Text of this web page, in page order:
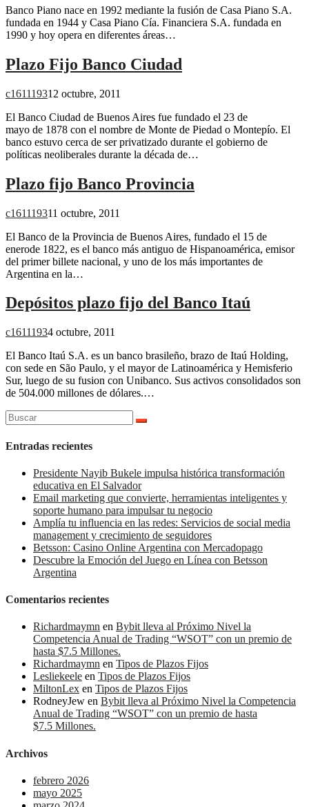
Banco Piano nace en 1992 mediante la fusión de Casa Piano S.A.
fundada en 1944 y Casa Piano Cía. Financiera S.A. fundada en
1990 y hoy opera en diferentes áreas…
Plazo Fijo Banco Ciudad
c161119312 octubre, 2011
El Banco Ciudad de Buenos Aires fue fundado el 23 de
mayo de 1878 con el nombre de Monte de Piedad o Montepío. El
banco estuvo cerca de ser privatizado durante el gobierno de
políticas neoliberales durante la década de…
Plazo fijo Banco Provincia
c161119311 octubre, 2011
El Banco de la Provincia de Buenos Aires, fundado el 15 de
enerode 1822, es el banco más antiguo de Hispanoamérica, emisor
del primer billete nacional, y uno de los más importantes de
Argentina en la…
Depósitos plazo fijo del Banco Itaú
c16111934 octubre, 2011
El Banco Itaú S.A. es un banco brasileño, brazo de Itaú Holding,
con sede en São Paulo, y el mayor de Latinoamérica y Hemisferio
Sur, luego de su fusion con Unibanco. Sus activos consolidados son
de 504.000 millones de dólares.…
Buscar:
Entradas recientes
Presidente Nayib Bukele impulsa histórica transformación
educativa en El Salvador
Email marketing que convierte, herramientas inteligentes y
soporte humano para impulsar tu negocio
Amplía tu influencia en las redes: Servicios de social media
management y crecimiento de seguidores
Betsson: Casino Online Argentina con Mercadopago
Descubre la Emoción del Juego en Línea con Betsson
Argentina
Comentarios recientes
Richardmaymn en Bybit lleva al Próximo Nivel la
Competencia Anual de Trading “WSOT” con un premio de
hasta $7.5 Millones.
Richardmaymn en Tipos de Plazos Fijos
Lesliekeele en Tipos de Plazos Fijos
MiltonLex en Tipos de Plazos Fijos
RodneyJew en Bybit lleva al Próximo Nivel la Competencia
Anual de Trading “WSOT” con un premio de hasta
$7.5 Millones.
Archivos
febrero 2026
mayo 2025